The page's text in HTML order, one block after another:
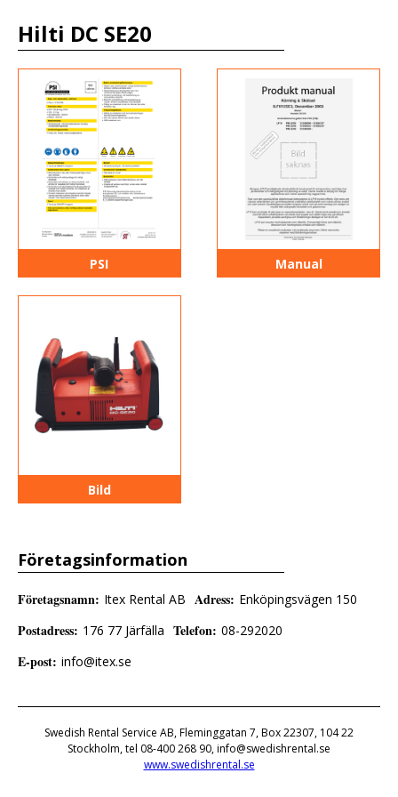
Hilti DC SE20
PSI Manual
Bild
Företagsinformation
Företagsnamn: Itex Rental AB Adress: Enköpingsvägen 150
Postadress: 176 77 Järfälla Telefon: 08-292020
E-post: info@itex.se
Swedish Rental Service AB, Fleminggatan 7, Box 22307, 104 22
Stockholm, tel 08-400 268 90, info@swedishrental.se
www.swedishrental.se